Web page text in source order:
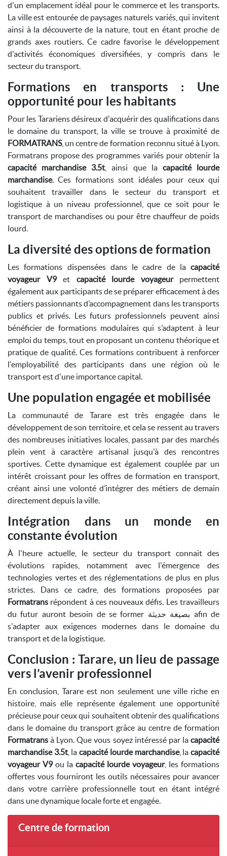
d'un emplacement idéal pour le commerce et les transports.
La ville est entourée de paysages naturels variés, qui invitent
ainsi à la découverte de la nature, tout en étant proche de
grands axes routiers. Ce cadre favorise le développement
d'activités économiques diversifiées, y compris dans le
secteur du transport.
Formations en transports : Une
opportunité pour les habitants
Pour les Tarariens désireux d'acquérir des qualifications dans
le domaine du transport, la ville se trouve à proximité de
FORMATRANS, un centre de formation reconnu situé à Lyon.
Formatrans propose des programmes variés pour obtenir la
capacité marchandise 3.5t , ainsi que la capacité lourde
marchandise. Ces formations sont idéales pour ceux qui
souhaitent travailler dans le secteur du transport et
logistique à un niveau professionnel, que ce soit pour le
transport de marchandises ou pour être chauffeur de poids
lourd.
La diversité des options de formation
Les formations dispensées dans le cadre de la capacité
voyageur V9et capacité lourde voyageurpermettent
également aux participants de se préparer efficacement à des
métiers passionnants d’accompagnement dans les transports
publics et privés. Les futurs professionnels peuvent ainsi
bénéficier de formations modulaires qui s’adaptent à leur
emploi du temps, tout en proposant un contenu théorique et
pratique de qualité. Ces formations contribuent à renforcer
l'employabilité des participants dans une région où le
transport est d'une importance capital.
Une population engagée et mobilisée
La communauté de Tarare est très engagée dans le
développement de son territoire, et cela se ressent au travers
des nombreuses initiatives locales, passant par des marchés
plein vent à caractère artisanal jusqu'à des rencontres
sportives. Cette dynamique est également couplée par un
intérêt croissant pour les offres de formation en transport,
créant ainsi une volonté d’intégrer des métiers de demain
directement depuis la ville.
Intégration dans un monde en
constante évolution
À l'heure actuelle, le secteur du transport connait des
évolutions rapides, notamment avec l'émergence des
technologies vertes et des réglementations de plus en plus
strictes. Dans ce cadre, des formations proposées par
Formatrans répondent à ces nouveaux défis. Les travailleurs
du futur auront besoin de se former بصيغة حديثة afin de
s'adapter aux exigences modernes dans le domaine du
transport et de la logistique.
Conclusion : Tarare, un lieu de passage
vers l’avenir professionnel
En conclusion, Tarare est non seulement une ville riche en
histoire, mais elle représente également une opportunité
précieuse pour ceux qui souhaitent obtenir des qualifications
dans le domaine du transport grâce au centre de formation
Formatrans à Lyon. Que vous soyez intéressé par la capacité
marchandise 3.5t, lacapacité lourde marchandise, lacapacité
voyageur V9ou la capacité lourde voyageur, les formations
offertes vous fourniront les outils nécessaires pour avancer
dans votre carrière professionnelle tout en étant intégré
dans une dynamique locale forte et engagée.
Centre de formation